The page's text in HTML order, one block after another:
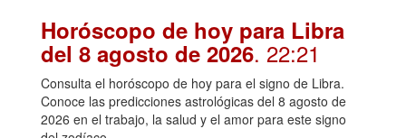
Horóscopo de hoy para Libra
del 8 agosto de 2026. 22:21
Consulta el horóscopo de hoy para el signo de Libra.
Conoce las predicciones astrológicas del 8 agosto de
2026 en el trabajo, la salud y el amor para este signo